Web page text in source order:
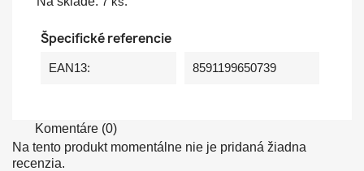
Špecifické referencie
EAN13: 8591199650739
Komentáre (0)
Na tento produkt momentálne nie je pridaná žiadna
recenzia.